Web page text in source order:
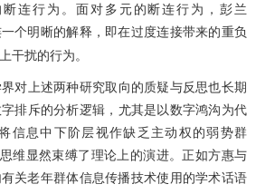
连行为。面对多元的断连行为，彭兰
个明晰的解释，即在过度连接带来的重负
干扰的行为。
对上述两种研究取向的质疑与反思也长期
排斥的分析逻辑，尤其是以数字鸿沟为代
信息中下阶层视作缺乏主动权的弱势群
维显然束缚了理论上的演进。正如方惠与
关老年群体信息传播技术使用的学术话语